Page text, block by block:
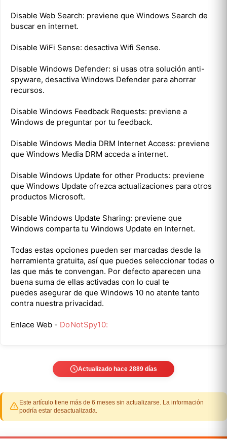
Disable Web Search: previene que Windows Search de
buscar en internet.
Disable WiFi Sense: desactiva Wifi Sense.
Disable Windows Defender: si usas otra solución anti-
spyware, desactiva Windows Defender para ahorrar
recursos.
Disable Windows Feedback Requests: previene a
Windows de preguntar por tu feedback.
Disable Windows Media DRM Internet Access: previene
que Windows Media DRM acceda a internet.
Disable Windows Update for other Products: previene
que Windows Update ofrezca actualizaciones para otros
productos Microsoft.
Disable Windows Update Sharing: previene que
Windows comparta tu Windows Update en Internet.
Todas estas opciones pueden ser marcadas desde la
herramienta gratuita, así que puedes seleccionar todas o
las que más te convengan. Por defecto aparecen una
buena suma de ellas activadas con lo cual te
puedes asegurar de que Windows 10 no atente tanto
contra nuestra privacidad.
Enlace Web - DoNotSpy10:
Actualizado hace 2889 días
Este artículo tiene más de 6 meses sin actualizarse. La información
podría estar desactualizada.